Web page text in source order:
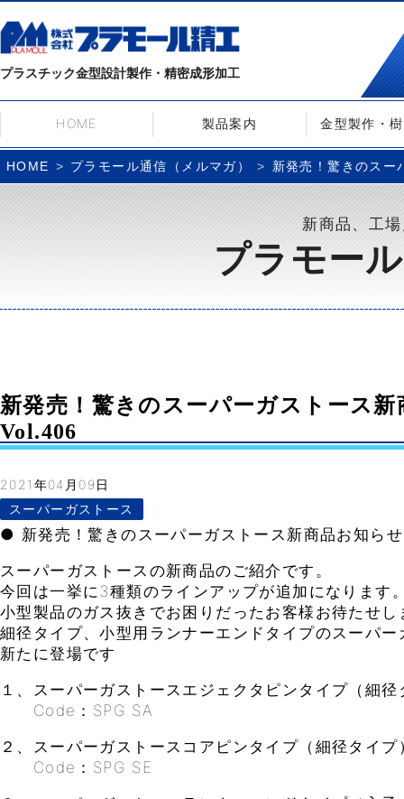
プラスチック金型設計製作・精密成形加工
HOME 製品案内 金型製作・
HOME プラモール通信（メルマガ） 新発売！驚きのス
新商品、工
プラモー
新発売！驚きのスーパーガストース新
Vol.406
2021年04月09日
スーパーガストース
● 新発売！驚きのスーパーガストース新商品お知らせ
スーパーガストースの新商品のご紹介です。
今回は一挙に3種類のラインアップが追加になります
小型製品のガス抜きでお困りだったお客様お待たせし
細径タイプ、小型用ランナーエンドタイプのスーパー
新たに登場です
１、スーパーガストースエジェクタピンタイプ（細径
Code：SPG SA
２、スーパーガストースコアピンタイプ（細径タイプ
Code：SPG SE